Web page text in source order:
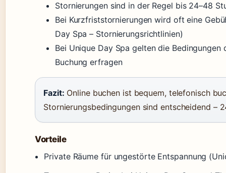
Stornierungen sind in der Regel bis 24–48
Bei Kurzfriststornierungen wird oft eine
Day Spa – Stornierungsrichtlinien)
Bei Unique Day Spa gelten die
Buchung erfragen
Fazit: Online buchen ist bequem, telefonisch
Stornierungsbedingungen sind entscheidend –
Vorteile
Private Räume für ungestörte Entspannung